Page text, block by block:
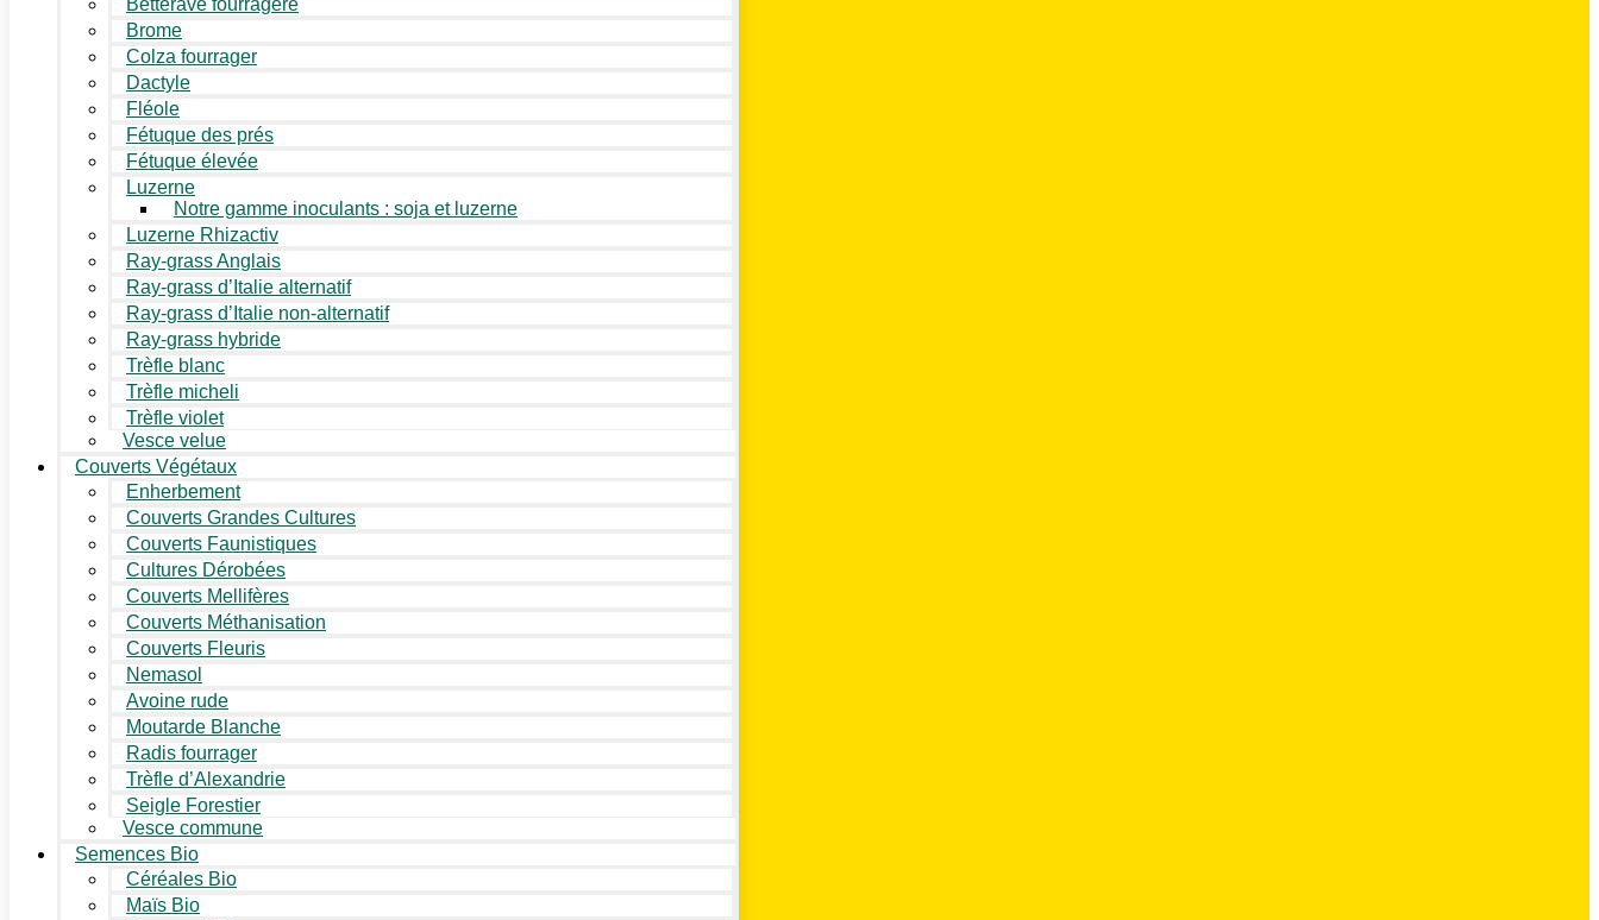
Betterave fourragère
Brome
Colza fourrager
Dactyle
Fléole
Fétuque des prés
Fétuque élevée
Luzerne
Notre gamme inoculants : soja et luzerne
Luzerne Rhizactiv
Ray-grass Anglais
Ray-grass d’Italie alternatif
Ray-grass d’Italie non-alternatif
Ray-grass hybride
Trèfle blanc
Trèfle micheli
Trèfle violet
Vesce velue
Couverts Végétaux
Enherbement
Couverts Grandes Cultures
Couverts Faunistiques
Cultures Dérobées
Couverts Mellifères
Couverts Méthanisation
Couverts Fleuris
Nemasol
Avoine rude
Moutarde Blanche
Radis fourrager
Trèfle d’Alexandrie
Seigle Forestier
Vesce commune
Semences Bio
Céréales Bio
Maïs Bio